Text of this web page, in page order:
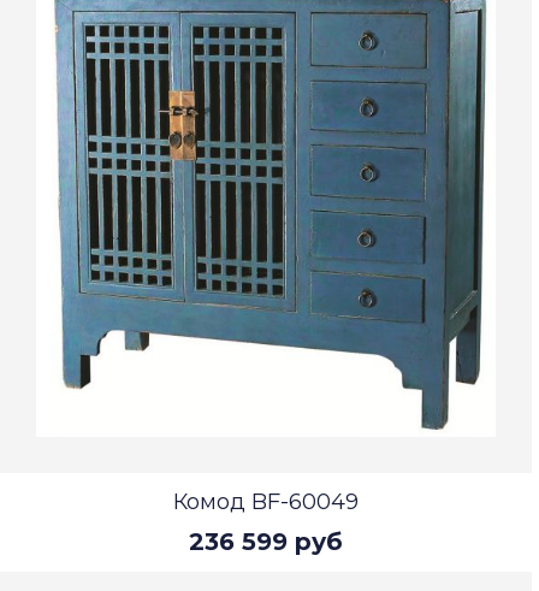
Комод BF-60049
236 599 руб